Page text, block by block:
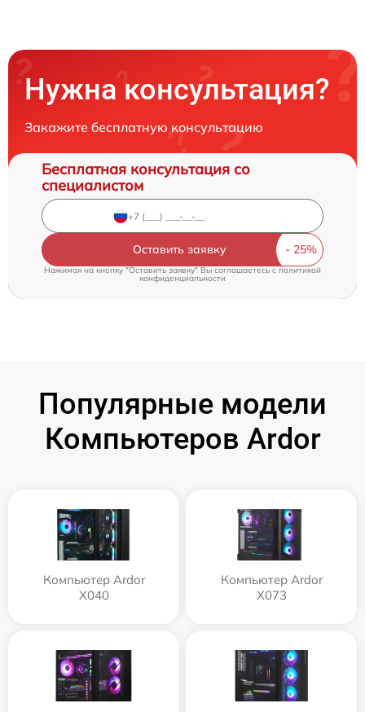
Нужна консультация?
Закажите бесплатную консультацию
Бесплатная консультация со
специалистом
Оставить заявку
Нажимая на кнопку "Оставить заявку" Вы соглашаетесь cполитикой
конфиденциальности
Популярные модели
Компьютеров Ardor
Компьютер Ardor
X040
Компьютер Ardor
X073